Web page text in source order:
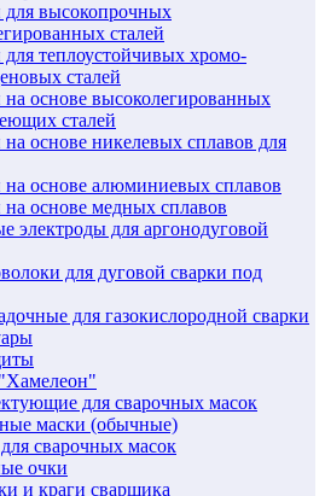
высокопрочных
сталей
теплоустойчивых хромо-
сталей
основе высоколегированных
сталей
основе никелевых сплавов для
основе алюминиевых сплавов
основе медных сплавов
электроды для аргонодуговой
для дуговой сварки под
для газокислородной сварки
для сварочных масок
маски (обычные)
сварочных масок
очки
и краги сварщика